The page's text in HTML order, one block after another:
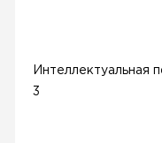
Интеллектуальная
3